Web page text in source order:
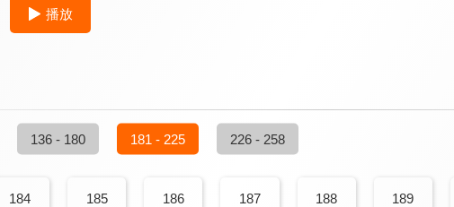
播放
136 - 180 181 - 225 226 - 258
184 185 186 187 188 189